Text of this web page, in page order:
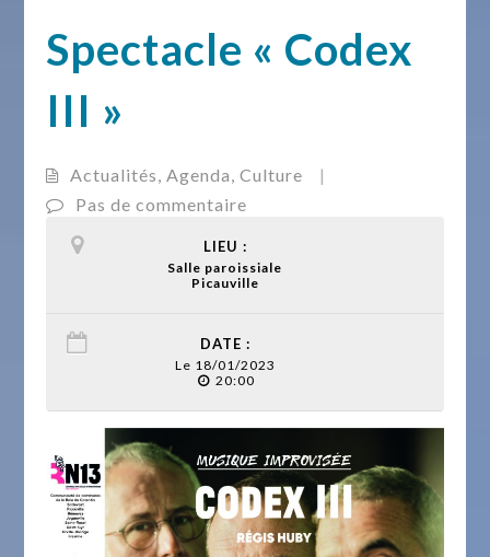
Spectacle « Codex
III »
Actualités,Agenda,Culture
|
Pas de commentaire
LIEU :
Salle paroissiale
Picauville
DATE :
Le 18/01/2023
20:00